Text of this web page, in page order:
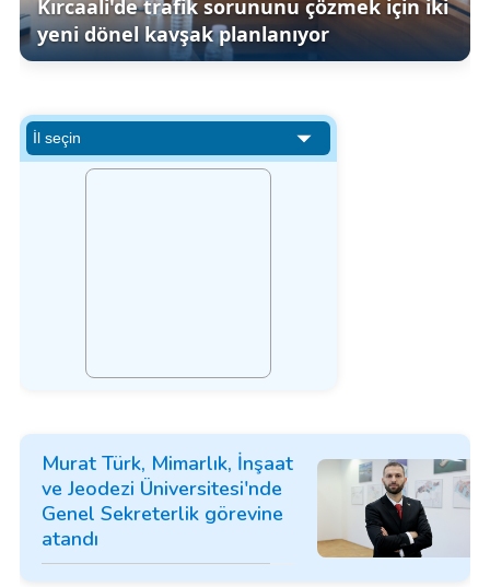
Kırcaali'de trafik sorununu çözmek için iki
yeni dönel kavşak planlanıyor
Murat Türk, Mimarlık, İnşaat
ve Jeodezi Üniversitesi'nde
Genel Sekreterlik görevine
atandı